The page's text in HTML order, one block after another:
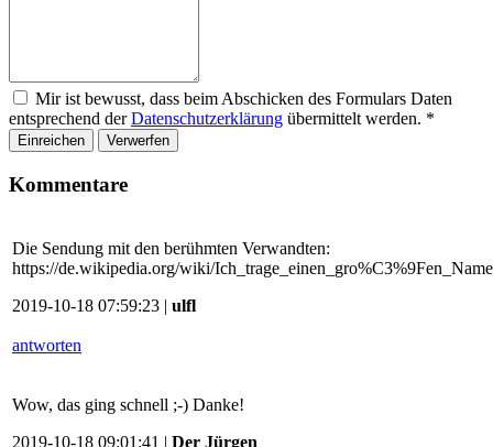
Mir ist bewusst, dass beim Abschicken des Formulars Daten
entsprechend derDatenschutzerklärung übermittelt werden. *
Einreichen Verwerfen
Kommentare
Die Sendung mit den berühmten Verwandten:
https://de.wikipedia.org/wiki/
2019-10-18 07:59:23 | ulfl
antworten
Wow, das ging schnell ;-) Danke!
2019-10-18 09:01:41 | Der Jürgen